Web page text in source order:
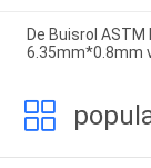
De Buisrol
6.35mm*0.8mm